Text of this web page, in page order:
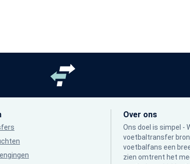
Over ons
Ons doel is simpel -
voetbaltransfer bron
voetbalfans een
zien omtrent het